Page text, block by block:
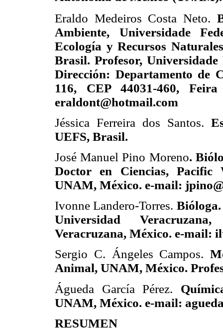
Eraldo Medeiros Costa Neto.
Ambiente, Universidade
Ecología y Recursos
Brasil. Profesor,
Dirección: Departamento de
116, CEP 44031-460,
eraldont@hotmail.com
Jéssica Ferreira dos Santos.
UEFS, Brasil.
José Manuel Pino Moreno.
Doctor en Ciencias, Pacific
UNAM, México. e-mail:
Ivonne Landero-Torres.
Universidad
Veracruzana, México. e-mail:
Sergio C. Ángeles Campos.
Animal, UNAM, México.
Águeda García Pérez.
UNAM, México. e-mail:
RESUMEN